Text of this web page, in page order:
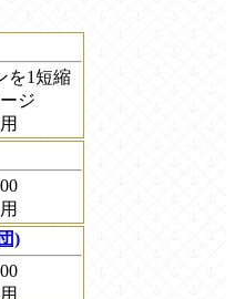
を1短縮
ジ
)